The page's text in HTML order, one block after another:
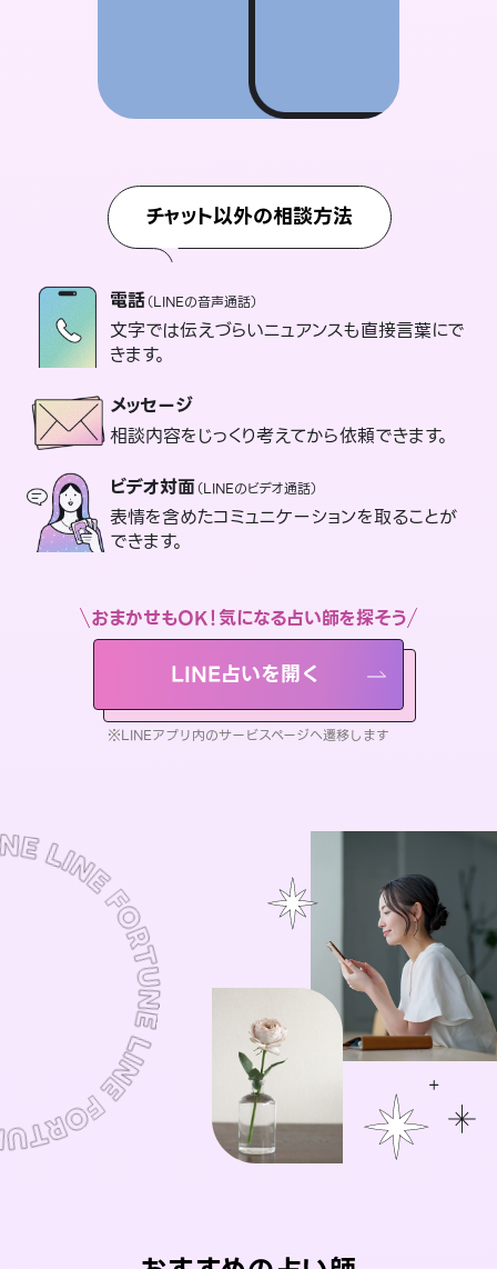
チャット以外の相談方法
電話（LINEの音声通話）
文字では伝えづらいニュアンスも直接言葉にで
きます。
メッセージ
相談内容をじっくり考えてから依頼できます。
ビデオ対面（LINEのビデオ通話）
表情を含めたコミュニケーションを取ることが
できます。
おまかせもOK！気になる占い師を探そう
LINE占いを開く
※LINEアプリ内のサービスページへ遷移します